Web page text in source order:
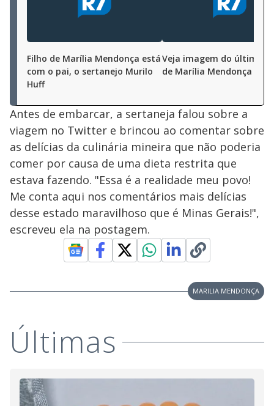
e
o
Filho de Marília Mendonça está
com o pai, o sertanejo Murilo
Huff
Veja imagem do último
de Marília Mendonça
Antes de embarcar, a sertaneja falou sobre a
viagem no Twitter e brincou ao comentar sobre
as delícias da culinária mineira que não poderia
comer por causa de uma dieta restrita que
estava fazendo. "Essa é a realidade meu povo!
Me conta aqui nos comentários mais delícias
desse estado maravilhoso que é Minas Gerais!",
escreveu ela na postagem.
MARILIA MENDONÇA
Últimas